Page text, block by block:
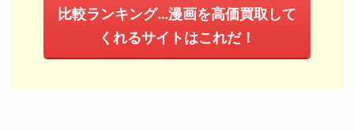
比較ランキング…漫画を高価買取して
くれるサイトはこれだ！